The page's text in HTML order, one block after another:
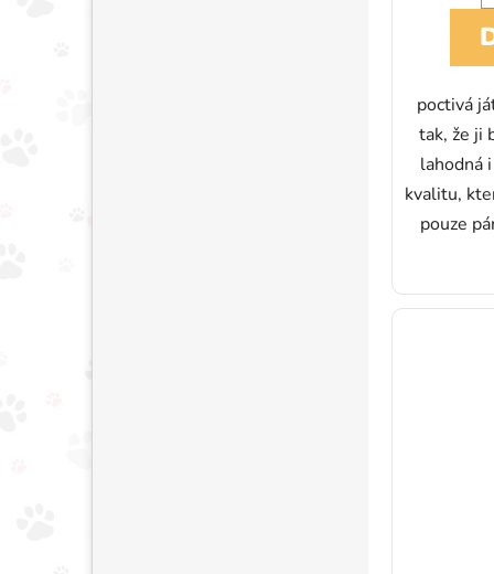
poctivá
tak, že ji
lahodná
kvalitu,
pouze